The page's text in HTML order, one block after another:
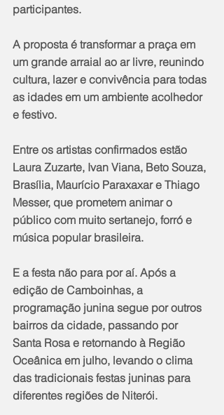
participantes.
A proposta é transformar a praça em
um grande arraial ao ar livre, reunindo
cultura, lazer e convivência para todas
as idades em um ambiente acolhedor
e festivo.
Entre os artistas confirmados estão
Laura Zuzarte, Ivan Viana, Beto Souza,
Brasília, Maurício Paraxaxar e Thiago
Messer, que prometem animar o
público com muito sertanejo, forró e
música popular brasileira.
E a festa não para por aí. Após a
edição de Camboinhas, a
programação junina segue por outros
bairros da cidade, passando por
Santa Rosa e retornando à Região
Oceânica em julho, levando o clima
das tradicionais festas juninas para
diferentes regiões de Niterói.